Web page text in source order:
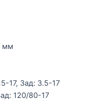
мм
17, Зад: 3.5-17
120/80-17